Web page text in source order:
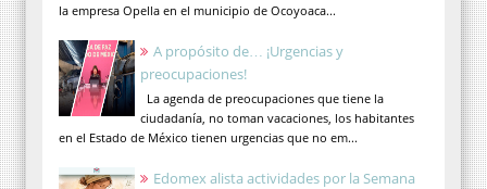
la empresa Opella en el municipio de Ocoyoaca...
A propósito de… ¡Urgencias y
preocupaciones!
La agenda de preocupaciones que tiene la
ciudadanía, no toman vacaciones, los habitantes
en el Estado de México tienen urgencias que no em...
Edomex alista actividades por la Semana